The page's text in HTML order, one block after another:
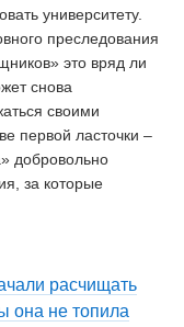
университету.
преследования
это вряд ли
снова
своими
первой ласточки –
добровольно
за которые
расчищать
она не топила